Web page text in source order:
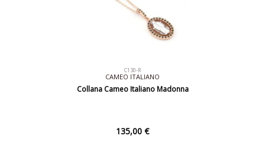
C130-R
CAMEO ITALIANO
Collana Cameo Italiano Madonna
135,00 €